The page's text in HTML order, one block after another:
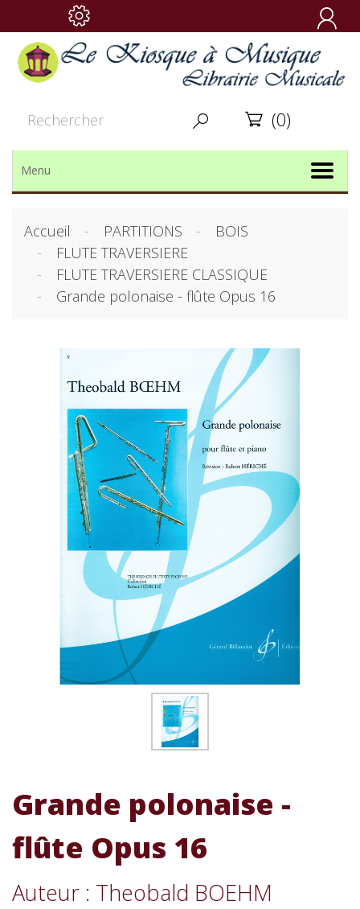

  (0)
Menu
Accueil PARTITIONS
BOIS
FLUTE TRAVERSIERE
FLUTE TRAVERSIERE CLASSIQUE
Grande polonaise - flûte Opus 16
Grande polonaise -
flûte Opus 16
Auteur : Theobald BOEHM